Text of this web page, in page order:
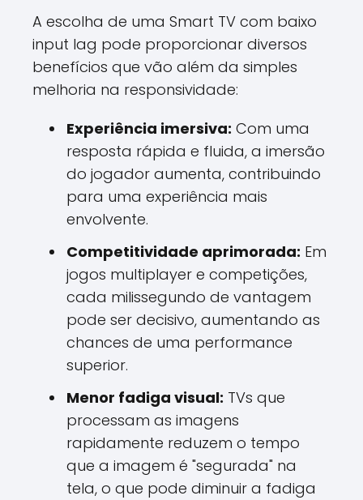
A escolha de uma Smart TV com baixo
input lag pode proporcionar diversos
benefícios que vão além da simples
melhoria na responsividade:
Experiência imersiva: Com uma
resposta rápida e fluida, a imersão
do jogador aumenta, contribuindo
para uma experiência mais
envolvente.
Competitividade aprimorada: Em
jogos multiplayer e competições,
cada milissegundo de vantagem
pode ser decisivo, aumentando as
chances de uma performance
superior.
Menor fadiga visual: TVs que
processam as imagens
rapidamente reduzem o tempo
que a imagem é "segurada" na
tela, o que pode diminuir a fadiga